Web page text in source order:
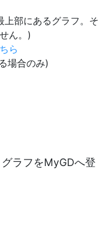
上部にあるグラフ。そ
ん。)
ら
場合のみ)
ラフをMyGDへ登